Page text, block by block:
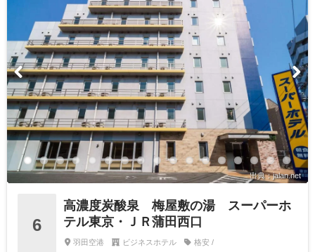
出典：jalan.net
6
高濃度炭酸泉 梅屋敷の湯 スーパーホ
テル東京・ＪＲ蒲田西口
羽田空港 ビジネスホテル 格安 /